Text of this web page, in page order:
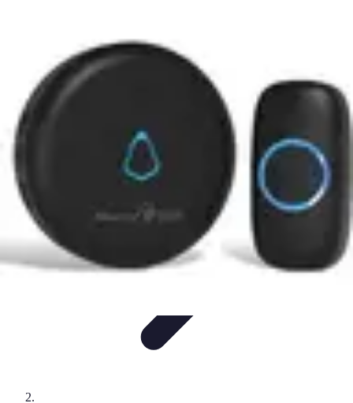
Astuces et conseils
Top Soldes